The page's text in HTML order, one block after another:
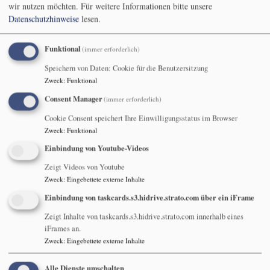
oder im Pfarramt Großwalbur (nur Dienstag- und Donnerstag
vormittag unter Tel. 09566-301)
Die Teilnahme ist kostenfrei. Eine Abendeinkehr ist nach jeder
Wanderung geplant. Für angemeldete Teilnehmende wird ein
Shuttle-Service zum Ausgangspunkt organisiert (wenn nötig).
Trittsicherheit und festes Schuhwerk ist erforderlich.
Samstag 26. April 2025
Großwalbur – Kleinwalbur – Reichsberglinde - Großwalbur
(ca. 6,5 km, 90 Hm auf/ 100 Hm ab)
14.00 Uhr Beginn in St. Oswald Großwalbur
Freitag 9. Mai 2025
Elsa – Oettingshausen - Elsa
(ca. 8,5 km, 130 Hm auf und ab)
15.00 Uhr Beginn in der Johanneskirche Elsa
Samstag 31. Mai 2025
„Grenzwege – christliches und jüdisches Autenhausen“
Autenhausen – Lindenau – Merlach – Autenhausen
wir nutzen möchten. Für weitere Informationen bitte unsere
Datenschutzhinweise lesen.
Funktional (immer erforderlich)
Speichern von Daten: Cookie für die Benutzersitzung
Zweck: Funktional
Consent Manager(immer erforderlich)
Cookie Consent speichert Ihre Einwilligungsstatus im Browser
Zweck: Funktional
Einbindung von Youtube-Videos
Zeigt Videos von Youtube
Zweck: Eingebettete externe Inhalte
Einbindung von taskcards.s3.hidrive.strato.com über ein iFrame
Zeigt Inhalte von taskcards.s3.hidrive.strato.com innerhalb eines
iFrames an.
Zweck: Eingebettete externe Inhalte